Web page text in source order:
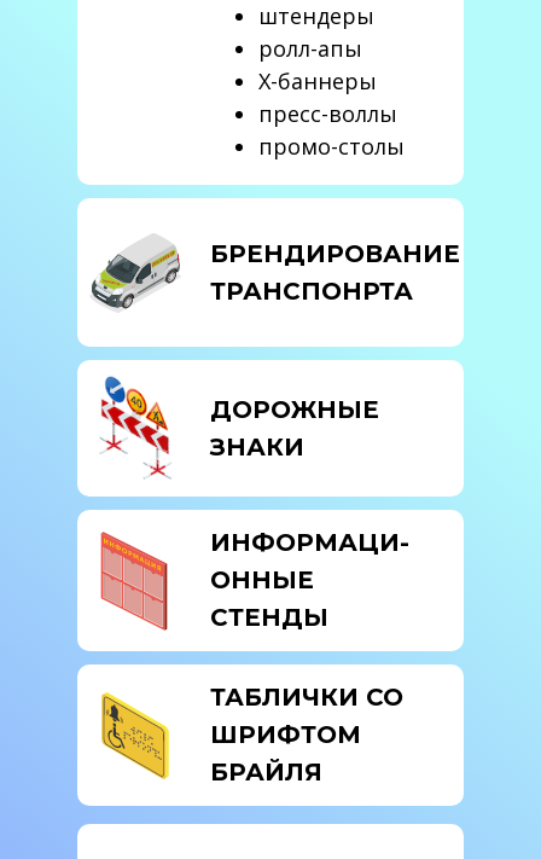
БРЕНДИРОВАНИЕ
ТРАНСПОНРТА
ДОРОЖНЫЕ
ЗНАКИ
ИНФОРМАЦИ-
ОННЫЕ
СТЕНДЫ
штендеры
ролл-апы
X-баннеры
пресс-воллы
промо-столы
ТАБЛИЧКИ СО
ШРИФТОМ
БРАЙЛЯ